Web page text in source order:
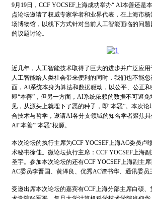
9月19日，CCF YOCSEF上海成功举办“ AI本善还是
点论坛邀请了权威专家学者和业界代表，在上海市
场博物馆，以线下方式针对当前人工智能面临的问
的议题讨论。
近几年，人工智能技术取得了巨大的进步并广泛应
人工智能给人类社会带来便利的同时，我们也不能
面，AI系统本身为算法和数据驱动，以公平、公正和
即“本善”，但另一方面，AI系统依赖的数据不可避
见，从源头上就埋下了恶的种子，即“本恶”。本次
合技术与哲学，邀请AI各分支领域的知名学者聚焦
AI“本善”“本恶”根源。
本次论坛的执行主席为CCF YOCSEF上海AC委员卢
术秘书徐佳。微论坛执行主席：CCF YOCSEF上海
圣宇。参加本次论坛的还有CCF YOCSEF上海副主席
AC委员李晋国、黄泽良、优秀AC谭书华、通讯委员
受邀出席本次论坛的嘉宾有CCF上海分部主席白硕